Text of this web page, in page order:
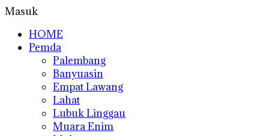
Masuk
HOME
Pemda
Palembang
Banyuasin
Empat Lawang
Lahat
Lubuk Linggau
Muara Enim